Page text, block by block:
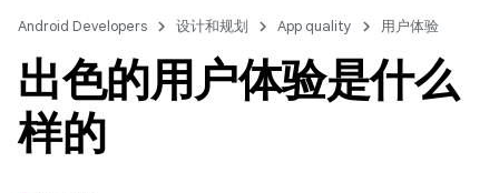
Android Developers 设计和规划 App quality 用户体验
出色的用户体验是什么
样的